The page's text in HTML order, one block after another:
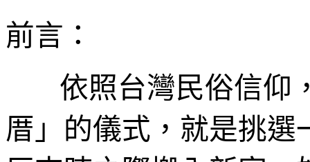
前言：
依照台灣民俗信仰
厝」的儀式，就是挑選